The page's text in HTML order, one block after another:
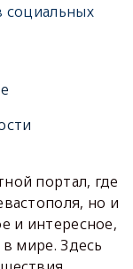
социальных
портал, где
но и
и интересное,
мире. Здесь